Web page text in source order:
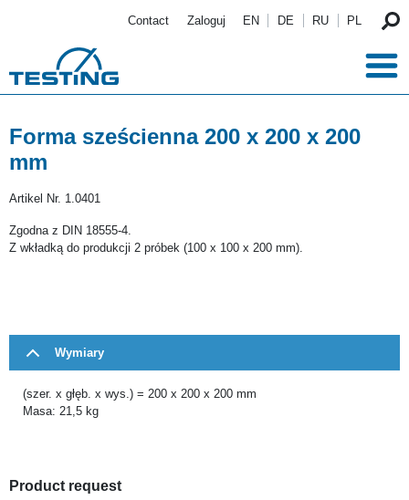
Contact Zaloguj EN DE RU PL
Forma sześcienna 200 x 200 x 200
mm
Artikel Nr. 1.0401
Zgodna z DIN 18555-4.
Z wkładką do produkcji 2 próbek (100 x 100 x 200 mm).
Wymiary
(szer. x głęb. x wys.) = 200 x 200 x 200 mm
Masa: 21,5 kg
Product request